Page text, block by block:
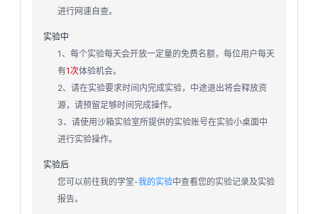
进行网速自查。
实验中
1、每个实验每天会开放一定量的免费名额，每位用户每天
有1次体验机会。
2、请在实验要求时间内完成实验，中途退出将会释放资
源，请预留足够时间完成操作。
3、请使用沙箱实验室所提供的实验账号在实验小桌面中
进行实验操作。
实验后
您可以前往我的学堂-我的实验中查看您的实验记录及实验
报告。